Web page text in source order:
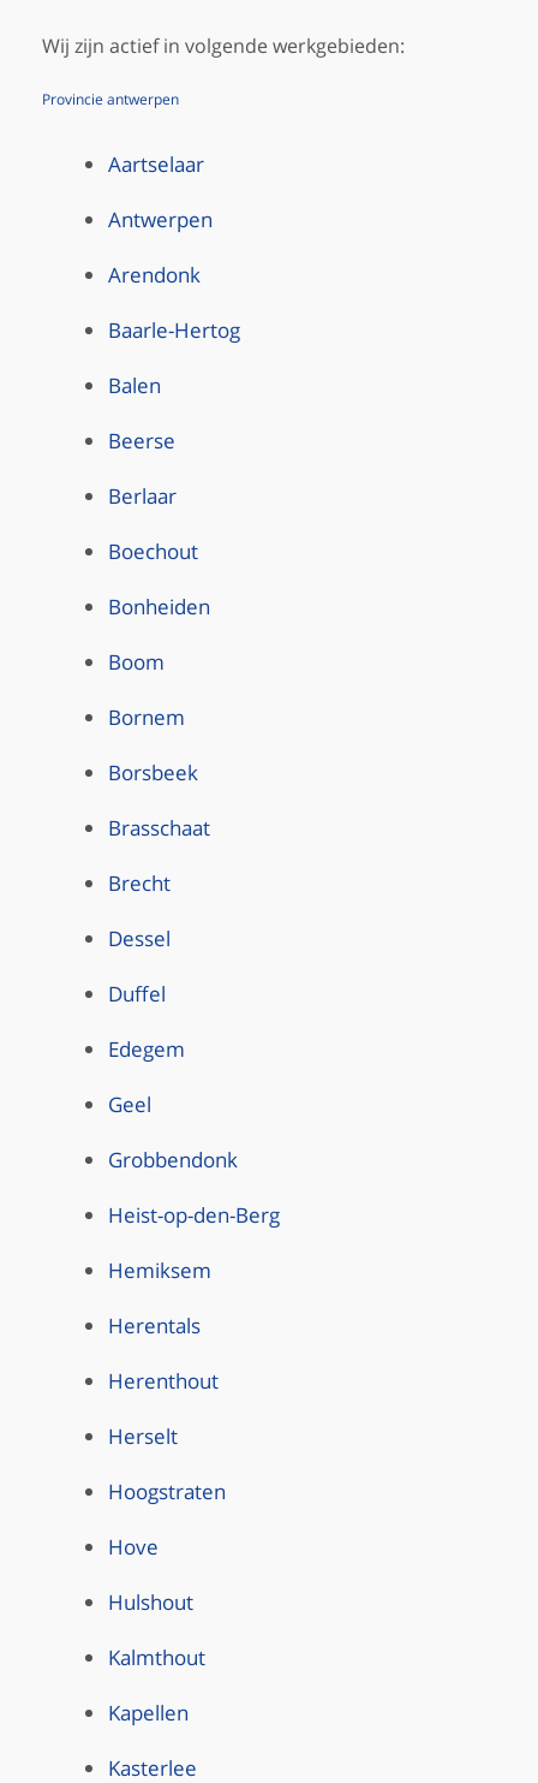
Wij zijn actief in volgende werkgebieden:
Provincie antwerpen
Aartselaar
Antwerpen
Arendonk
Baarle-Hertog
Balen
Beerse
Berlaar
Boechout
Bonheiden
Boom
Bornem
Borsbeek
Brasschaat
Brecht
Dessel
Duffel
Edegem
Geel
Grobbendonk
Heist-op-den-Berg
Hemiksem
Herentals
Herenthout
Herselt
Hoogstraten
Hove
Hulshout
Kalmthout
Kapellen
Kasterlee